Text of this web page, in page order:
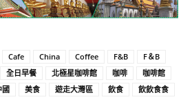
Cafe China Coffee F&B
F＆B
全日早餐 北極星咖啡館 咖啡
咖啡館
美食 遊走大灣區 飲食 飲飲食食